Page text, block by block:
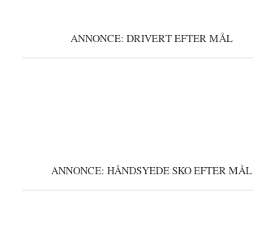
ANNONCE: DRIVERT EFTER MÅL
ANNONCE: HÅNDSYEDE SKO EFTER MÅL